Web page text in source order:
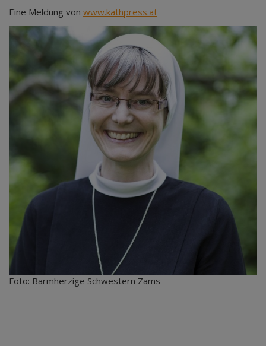
Eine Meldung von www.kathpress.at
Foto: Barmherzige Schwestern Zams